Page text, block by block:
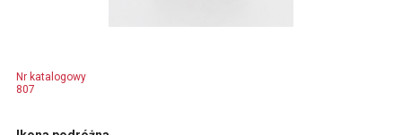
Nr katalogowy
807